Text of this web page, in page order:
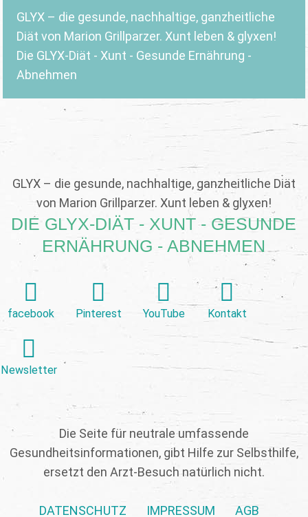
GLYX – die gesunde, nachhaltige, ganzheitliche
Diät von Marion Grillparzer. Xunt leben & glyxen!
Die GLYX-Diät - Xunt - Gesunde Ernährung -
Abnehmen
GLYX – die gesunde, nachhaltige, ganzheitliche Diät
von Marion Grillparzer. Xunt leben & glyxen!
DIE GLYX-DIÄT - XUNT - GESUNDE
ERNÄHRUNG - ABNEHMEN
facebook Pinterest YouTube Kontakt
Newsletter
Die Seite für neutrale umfassende
Gesundheitsinformationen, gibt Hilfe zur Selbsthilfe,
ersetzt den Arzt-Besuch natürlich nicht.
DATENSCHUTZ IMPRESSUM AGB